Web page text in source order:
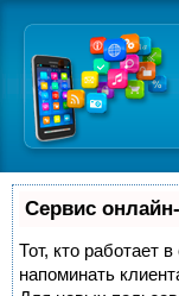
Сервис
Тот, кто работает
напоминать